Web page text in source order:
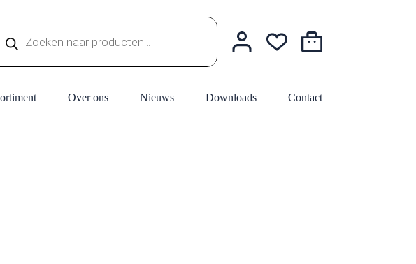
Winkelwagen
Over ons Nieuws Downloads Contact